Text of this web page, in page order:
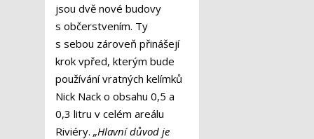
jsou dvě nové budovy
s občerstvením. Ty
s sebou zároveň přinášejí
krok vpřed, kterým bude
používání vratných kelímků
Nick Nack o obsahu 0,5 a
0,3 litru v celém areálu
Riviéry. „Hlavní důvod je